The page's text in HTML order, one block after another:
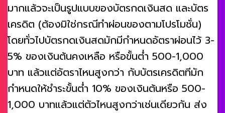
มากแล้วจะเป็นรูปแบบของบัตรกดเงินสด และบัตร
เครดิต (ต้องมิใช่กรณีทำผ่อนของตามโปรโมชั่น)
โดยทั่วไปบัตรกดเงินสดมักมีกำหนดอัตราผ่อนไว้ 3-
5% ของเงินต้นคงเหลือ หรือขั้นต่ำ 500-1,000
บาท แล้วแต่อัตราไหนสูงกว่า กับบัตรเครดิตทีมัก
กำหนดให้ชำระขั้นต่ำ 10% ของเงินต้นหรือ 500-
1,000 บาทแล้วแต่ตัวไหนสูงกว่าเช่นเดียวกัน ส่ง